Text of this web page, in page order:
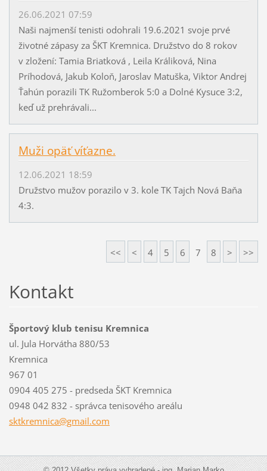
26.06.2021 07:59
Naši najmenší tenisti odohrali 19.6.2021 svoje prvé
životné zápasy za ŠKT Kremnica. Družstvo do 8 rokov
v zložení: Tamia Briatková , Leila Králiková, Nina
Príhodová, Jakub Koloň, Jaroslav Matuška, Viktor Andrej
Ťahún porazili TK Ružomberok 5:0 a Dolné Kysuce 3:2,
keď už prehrávali...
Muži opäť víťazne.
12.06.2021 18:59
Družstvo mužov porazilo v 3. kole TK Tajch Nová Baňa
4:3.
<< < 4 5 6 7 8 > >>
Kontakt
Športový klub tenisu Kremnica
ul. Jula Horvátha 880/53
Kremnica
967 01
0904 405 275 - predseda ŠKT Kremnica
0948 042 832 - správca tenisového areálu
sktkremnica@gmail.com